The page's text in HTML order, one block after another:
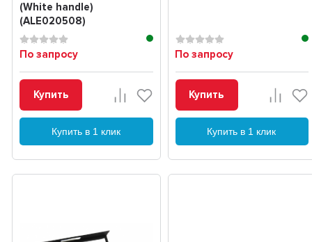
(White handle)
(ALE020508)
По запросу
Купить
Купить в 1 клик
По запросу
Купить
Купить в 1 клик